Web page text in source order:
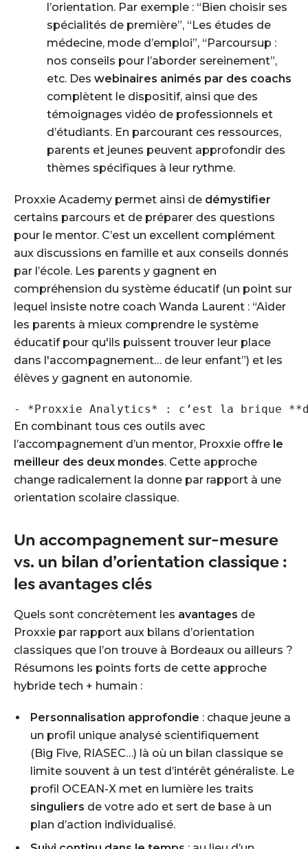
l’orientation. Par exemple : “Bien choisir ses
spécialités de première”, “Les études de
médecine, mode d’emploi”, “Parcoursup :
nos conseils pour l’aborder sereinement”,
etc. Des webinaires animés par des coachs
complètent le dispositif, ainsi que des
témoignages vidéo de professionnels et
d’étudiants. En parcourant ces ressources,
parents et jeunes peuvent approfondir des
thèmes spécifiques à leur rythme.
Proxxie Academy permet ainsi de démystifier
certains parcours et de préparer des questions
pour le mentor. C’est un excellent complément
aux discussions en famille et aux conseils donnés
par l’école. Les parents y gagnent en
compréhension du système éducatif (un point sur
lequel insiste notre coach Wanda Laurent : “Aider
les parents à mieux comprendre le système
éducatif pour qu'ils puissent trouver leur place
dans l'accompagnement… de leur enfant”) et les
élèves y gagnent en autonomie.
En combinant tous ces outils avec
l’accompagnement d’un mentor, Proxxie offre le
meilleur des deux mondes. Cette approche
change radicalement la donne par rapport à une
orientation scolaire classique.
Un accompagnement sur-mesure
vs. un bilan d’orientation classique :
les avantages clés
Quels sont concrètement les avantages de
Proxxie par rapport aux bilans d’orientation
classiques que l’on trouve à Bordeaux ou ailleurs ?
Résumons les points forts de cette approche
hybride tech + humain :
Personnalisation approfondie : chaque jeune a
un profil unique analysé scientifiquement
(Big Five, RIASEC…) là où un bilan classique se
limite souvent à un test d’intérêt généraliste. Le
profil OCEAN-X met en lumière les traits
singuliers de votre ado et sert de base à un
plan d’action individualisé.